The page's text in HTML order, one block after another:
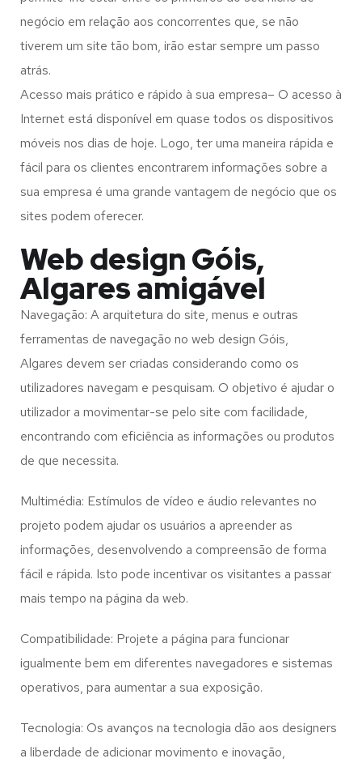
negócio em relação aos concorrentes que, se não
tiverem um site tão bom, irão estar sempre um passo
atrás.
Acesso mais prático e rápido à sua empresa– O acesso à
Internet está disponível em quase todos os dispositivos
móveis nos dias de hoje. Logo, ter uma maneira rápida e
fácil para os clientes encontrarem informações sobre a
sua empresa é uma grande vantagem de negócio que os
sites podem oferecer.
Web design Góis,
Algares amigável
Navegação: A arquitetura do site, menus e outras
ferramentas de navegação no web design Góis,
Algares devem ser criadas considerando como os
utilizadores navegam e pesquisam. O objetivo é ajudar o
utilizador a movimentar-se pelo site com facilidade,
encontrando com eficiência as informações ou produtos
de que necessita.
Multimédia: Estímulos de vídeo e áudio relevantes no
projeto podem ajudar os usuários a apreender as
informações, desenvolvendo a compreensão de forma
fácil e rápida. Isto pode incentivar os visitantes a passar
mais tempo na página da web.
Compatibilidade: Projete a página para funcionar
igualmente bem em diferentes navegadores e sistemas
operativos, para aumentar a sua exposição.
Tecnologia: Os avanços na tecnologia dão aos designers
a liberdade de adicionar movimento e inovação,